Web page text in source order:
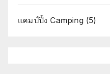
แคมป์ปิ้ง Camping(5)